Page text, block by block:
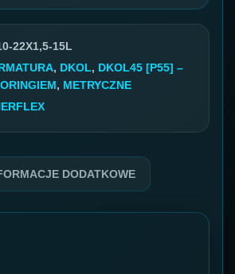
22X1,5-15L
, DKOL, DKOL45 [P55] –
, METRYCZNE
DODATKOWE